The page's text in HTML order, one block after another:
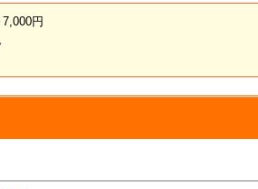
格：2,000～7,000円